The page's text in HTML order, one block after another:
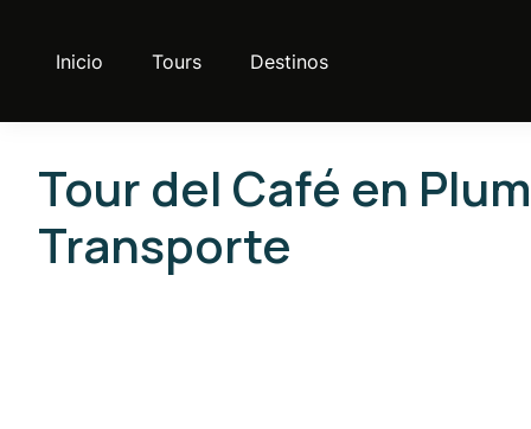
Inicio Tours Destinos
Tour del Café en
Transporte